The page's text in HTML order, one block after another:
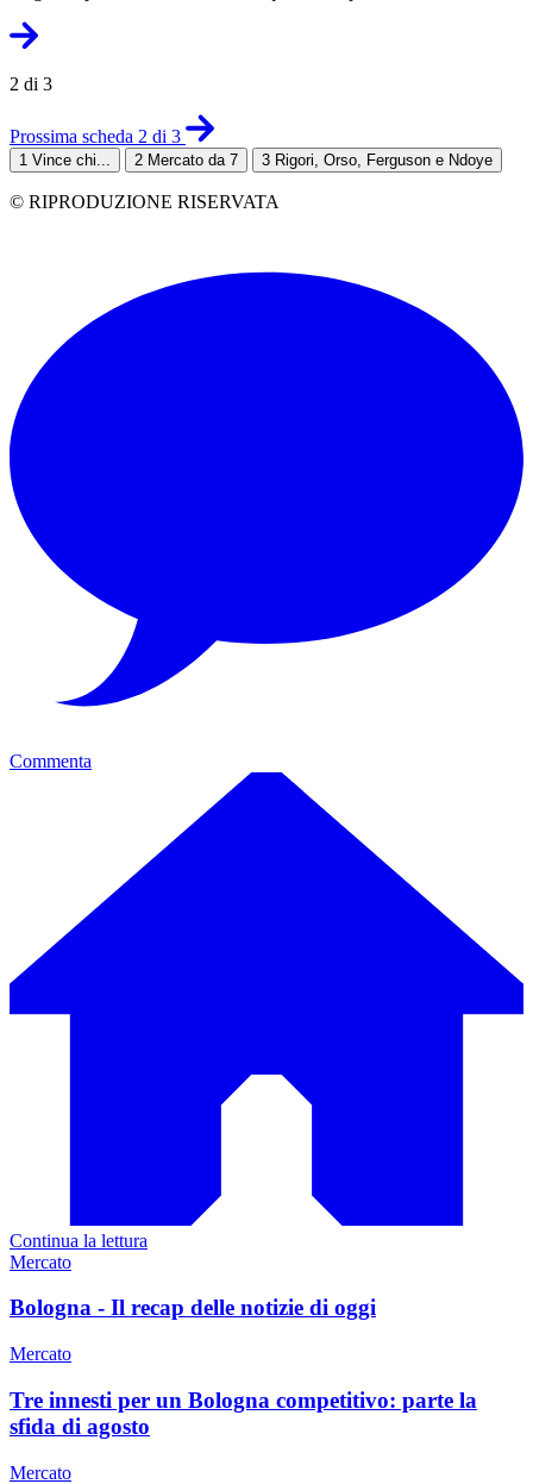
2 di 3
Prossima scheda 2 di 3
1 Vince chi... 2 Mercato da 7 3 Rigori, Orso, Ferguson e Ndoye
© RIPRODUZIONE RISERVATA
Commenta
Continua la lettura
Mercato
Bologna - Il recap delle notizie di oggi
Mercato
Tre innesti per un Bologna competitivo: parte la
sfida di agosto
Mercato